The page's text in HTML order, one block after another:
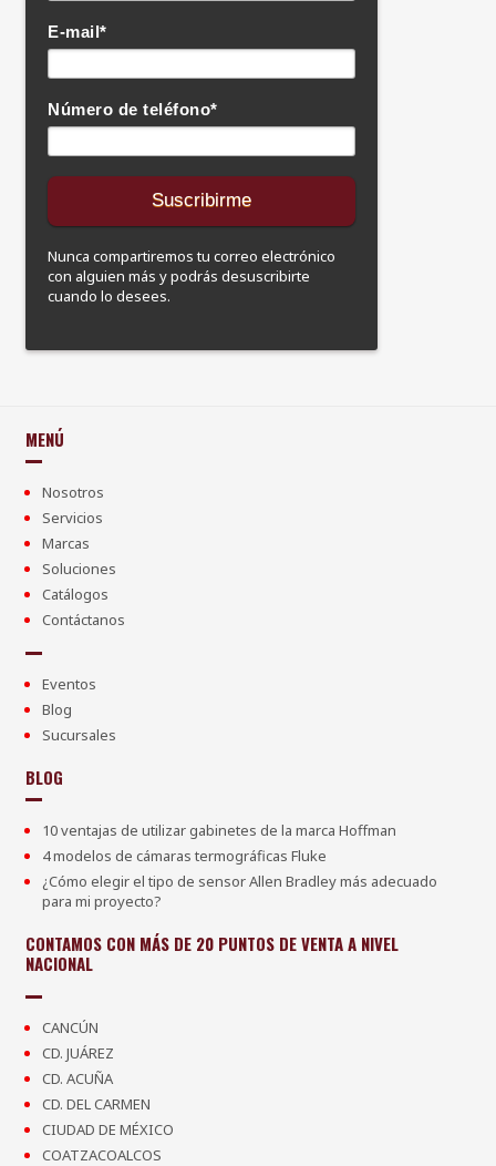
E-mail*
Número de teléfono*
Nunca compartiremos tu correo electrónico
con alguien más y podrás desuscribirte
cuando lo desees.
MENÚ
Nosotros
Servicios
Marcas
Soluciones
Catálogos
Contáctanos
Eventos
Blog
Sucursales
BLOG
10 ventajas de utilizar gabinetes de la marca Hoffman
4 modelos de cámaras termográficas Fluke
¿Cómo elegir el tipo de sensor Allen Bradley más adecuado
para mi proyecto?
CONTAMOS CON MÁS DE 20 PUNTOS DE VENTA A NIVEL
NACIONAL
CANCÚN
CD. JUÁREZ
CD. ACUÑA
CD. DEL CARMEN
CIUDAD DE MÉXICO
COATZACOALCOS